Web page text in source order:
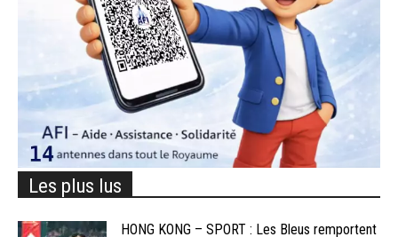
Les plus lus
HONG KONG – SPORT : Les Bleus remportent